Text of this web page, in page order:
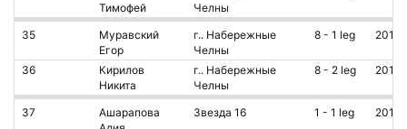
Тимофей
Челны
35
Муравский
Егор
г.. Набережные
Челны
8 - 1 leg 2013
36
Кирилов
Никита
г.. Набережные
Челны
8 - 2 leg 2013
37
Ашарапова
Звезда 16 1 - 1 leg 2010